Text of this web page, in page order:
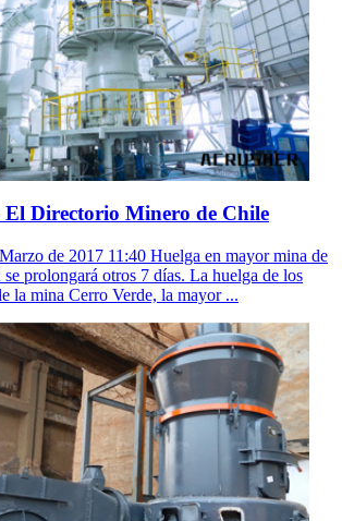
El Directorio Minero de Chile
de 2017 11:40 Huelga en mayor mina de
se prolongará otros 7 días. La huelga de los
la mina Cerro Verde, la mayor ...